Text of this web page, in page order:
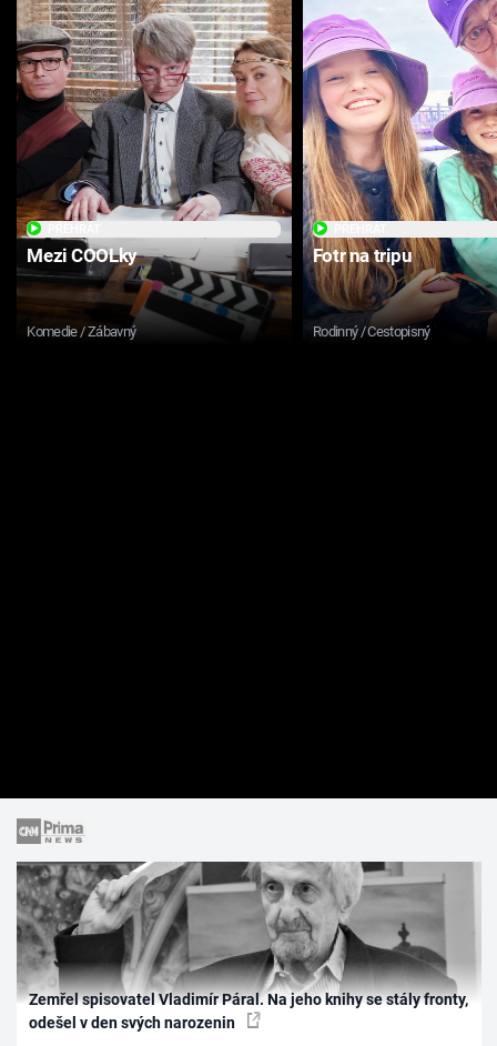
Mezi COOLky
Komedie / Zábavný
Fotr na tripu
Rodinný / Cestopisný
Zemřel spisovatel Vladimír Páral. Na jeho knihy se stály fronty,
odešel v den svých narozenin